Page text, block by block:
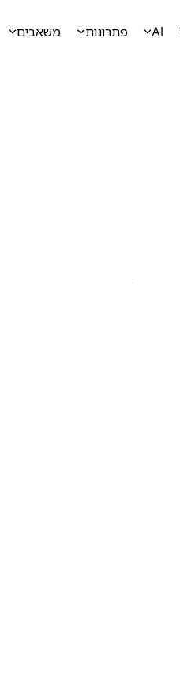
AI פתרונות משאבים